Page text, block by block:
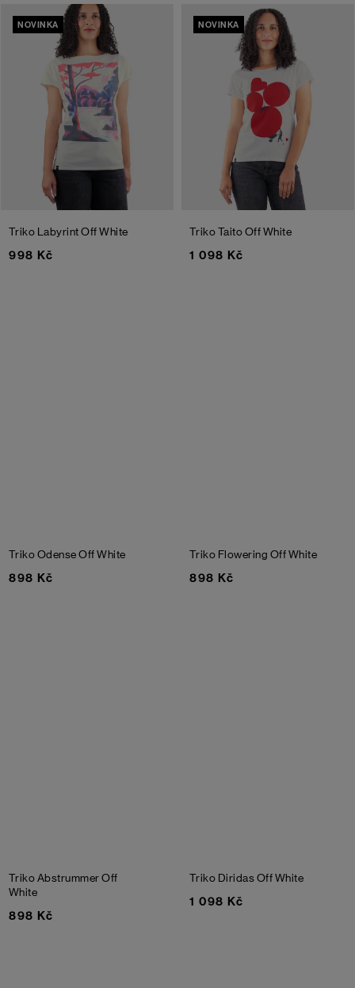
NOVINKA
Triko LabyrintOff White
998 Kč
NOVINKA
Triko TaitoOff White
1 098 Kč
Triko OdenseOff White
898 Kč
Triko Flowering Off White
898 Kč
Triko AbstrummerOff
White
898 Kč
Triko DiridasOff White
1 098 Kč